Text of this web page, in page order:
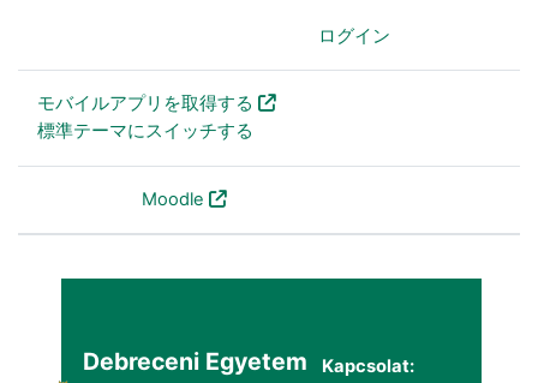
ログイン
モバイルアプリを取得する
標準テーマにスイッチする
Moodle
Debreceni Egyetem
Kapcsolat: